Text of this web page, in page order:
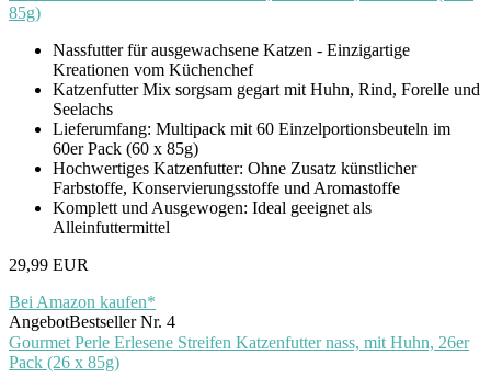
85g)
Nassfutter für ausgewachsene Katzen - Einzigartige
Kreationen vom Küchenchef
Katzenfutter Mix sorgsam gegart mit Huhn, Rind, Forelle und
Seelachs
Lieferumfang: Multipack mit 60 Einzelportionsbeuteln im
60er Pack (60 x 85g)
Hochwertiges Katzenfutter: Ohne Zusatz künstlicher
Farbstoffe, Konservierungsstoffe und Aromastoffe
Komplett und Ausgewogen: Ideal geeignet als
Alleinfuttermittel
29,99 EUR
Bei Amazon kaufen*
AngebotBestseller Nr. 4
Gourmet Perle Erlesene Streifen Katzenfutter nass, mit Huhn, 26er
Pack (26 x 85g)